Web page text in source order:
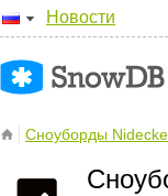
Новости
Сноуборды